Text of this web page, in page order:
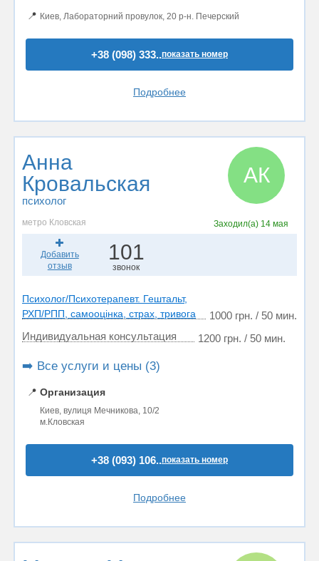
📍 Киев, Лабораторний провулок, 20 р-н. Печерский
+38 (098) 333..показать номер
Подробнее
Анна
Кровальская
психолог
АК
метро Кловская Заходил(а) 14 мая
Добавить
отзыв
101
звонок
Психолог/Психотерапевт. Гештальт,
РХП/РПП, самооцінка, страх, тривога
1000 грн. / 50 мин.
Индивидуальная консультация
1200 грн. / 50 мин.
➡️ Все услуги и цены (3)
📍 Организация
Киев, вулиця Мечникова, 10/2
м.Кловская
+38 (093) 106..показать номер
Подробнее